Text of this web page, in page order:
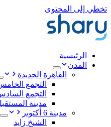
تخطي إلى المحتوى
الرئيسية
المدن
القاهرة الجديدة
التجمع
التجمع
مدينة
مدينة 6 أكتوبر
الشيخ زايد